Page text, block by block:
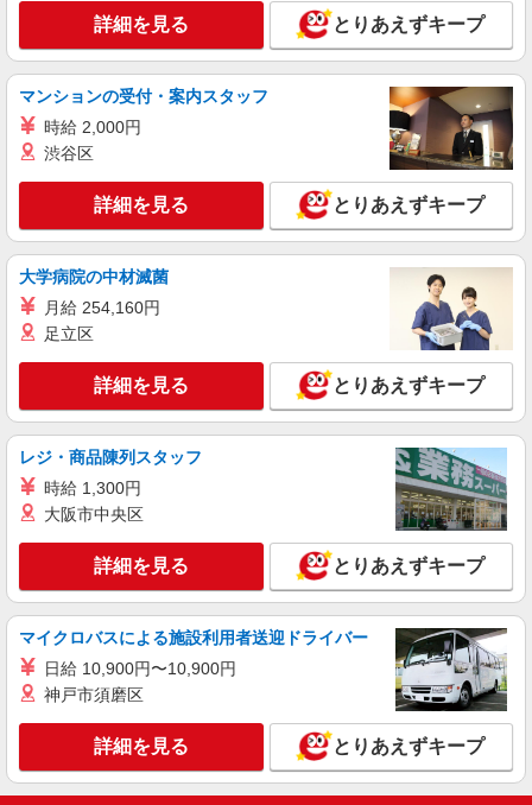
静岡県浜松市中央区
詳細を見る
派遣社員
株式会社テクノ・サービス/お仕事No/0914339
時給1600円交通費全額支給
静岡県浜松市中央区 ＊車・バイク通勤OK
キープ 詳細を見る
派遣社員
株式会社テクノ・サービス/お仕事No/0892838
水質管理
時給1350円交通費全額支給
静岡県浜松市中央区 ＊車・バイク通勤OK
キープ 詳細を見る
株式会社テクノ・サービス/お仕事No/0808722
部品の荷受けなど
時給1400円交通費全額支給
静岡県浜松市中央区 ＊車・バイク通勤OK
キープ 詳細を見る
詳細を見る とりあえずキープ
マンションの受付・案内スタッフ
時給 2,000円
渋谷区
詳細を見る とりあえずキープ
大学病院の中材滅菌
月給 254,160円
足立区
詳細を見る とりあえずキープ
レジ・商品陳列スタッフ
時給 1,300円
大阪市中央区
詳細を見る とりあえずキープ
マイクロバスによる施設利用者送迎ドライバー
日給 10,900円〜10,900円
神戸市須磨区
詳細を見る とりあえずキープ